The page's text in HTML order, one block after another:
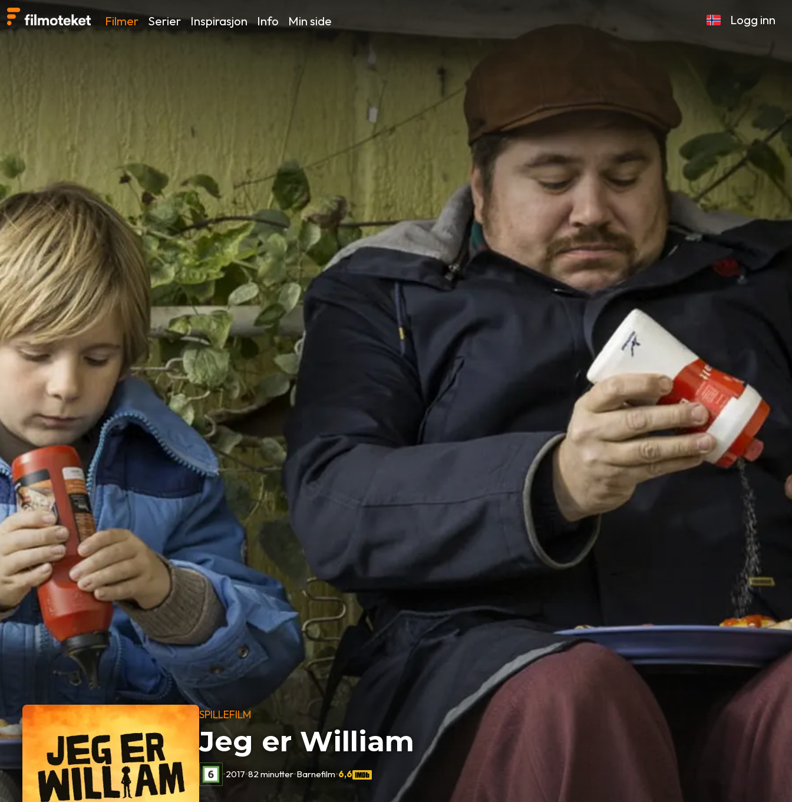
Filmer Serier Inspirasjon Info Min side Logg inn
SPILLEFILM
Jeg er William
•2017•82 minutter•Barnefilm•6,6